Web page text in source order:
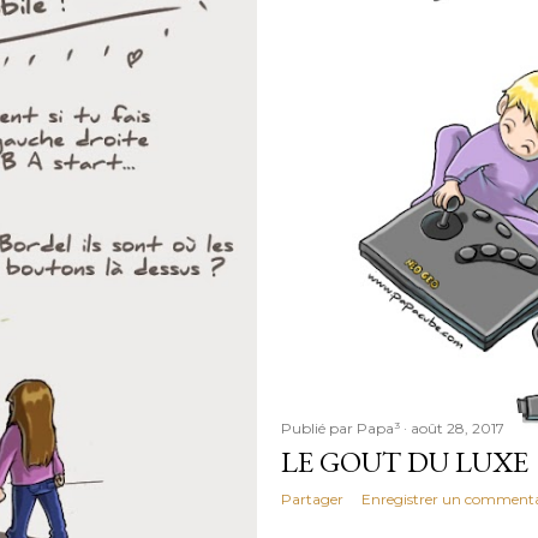
Publié par Papa³ août 28, 2017
LE GOUT DU LUXE
Partager Enregistrer un